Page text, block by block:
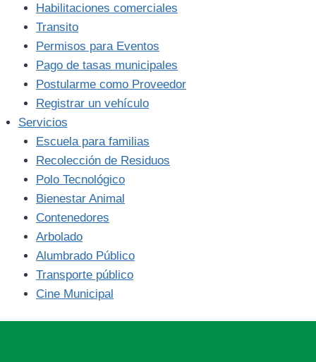
Habilitaciones comerciales
Transito
Permisos para Eventos
Pago de tasas municipales
Postularme como Proveedor
Registrar un vehículo
Servicios
Escuela para familias
Recolección de Residuos
Polo Tecnológico
Bienestar Animal
Contenedores
Arbolado
Alumbrado Público
Transporte público
Cine Municipal